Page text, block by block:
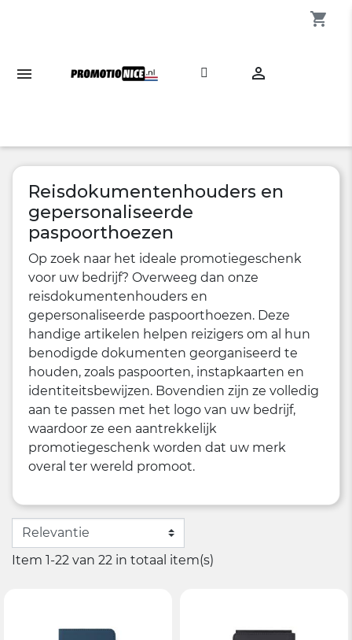

shopping_cart
Reisdokumentenhouders en
gepersonaliseerde
paspoorthoezen
Op zoek naar het ideale promotiegeschenk
voor uw bedrijf? Overweeg dan onze
reisdokumentenhouders en
gepersonaliseerde paspoorthoezen. Deze
handige artikelen helpen reizigers om al hun
benodigde dokumenten georganiseerd te
houden, zoals paspoorten, instapkaarten en
identiteitsbewijzen. Bovendien zijn ze volledig
aan te passen met het logo van uw bedrijf,
waardoor ze een aantrekkelijk
promotiegeschenk worden dat uw merk
overal ter wereld promoot.
Item 1-22 van 22 in totaal item(s)